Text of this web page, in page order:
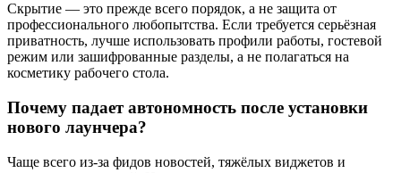
Скрытие — это прежде всего порядок, а не защита от
профессионального любопытства. Если требуется серьёзная
приватность, лучше использовать профили работы, гостевой
режим или зашифрованные разделы, а не полагаться на
косметику рабочего стола.
Почему падает автономность после установки
нового лаунчера?
Чаще всего из‑за фидов новостей, тяжёлых виджетов и